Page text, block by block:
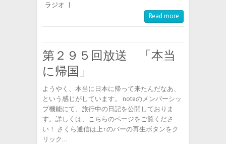
ラジオ |
Read more
第２９５回放送 「本当
に帰国」
ようやく、本当に日本に帰って来たんだなあ、
という感じがしています。 noteのメンバーシッ
プ機能にて、旅行中の日記を公開しておりま
す。詳しくは、こちらのページをご覧くださ
い！ さくら通信は上↑のバーの再生ボタンをク
リック…